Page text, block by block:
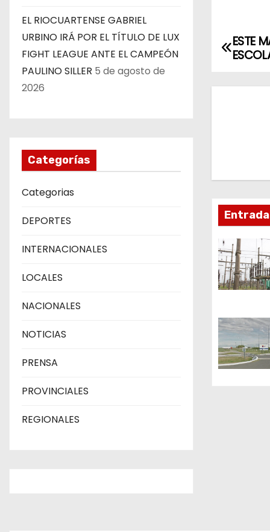
EL RIOCUARTENSE GABRIEL
URBINO IRÁ POR EL TÍTULO DE LUX
FIGHT LEAGUE ANTE EL CAMPEÓN
PAULINO SILLER 5 de agosto de
2026
Categorías
Categorias
DEPORTES
INTERNACIONALES
LOCALES
NACIONALES
NOTICIAS
PRENSA
PROVINCIALES
REGIONALES
N
c
i
ó
n
e
e
n
ESTE